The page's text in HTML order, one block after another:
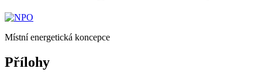
Místní energetická koncepce
Přílohy